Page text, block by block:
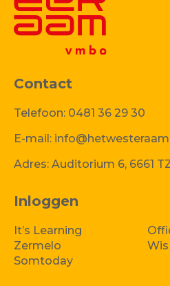
Inloggen
It’s Learning
Zermelo
Somtoday
Contact
Telefoon: 0481 36 29 30
E-mail:
Adres: Auditorium 6, 6661